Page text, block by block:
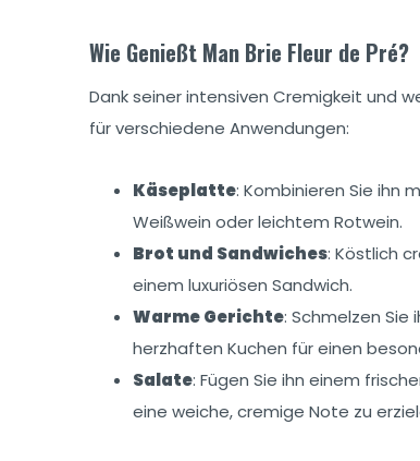
Wie Genießt Man Brie Fleur de Pré?
Dank seiner intensiven Cremigkeit und
für verschiedene Anwendungen:
Käseplatte: Kombinieren Sie ihn
Weißwein oder leichtem Rotwein.
Brot und Sandwiches: Köstlich
einem luxuriösen Sandwich.
Warme Gerichte: Schmelzen Sie
herzhaften Kuchen für einen
Salate: Fügen Sie ihn einem
eine weiche, cremige Note zu